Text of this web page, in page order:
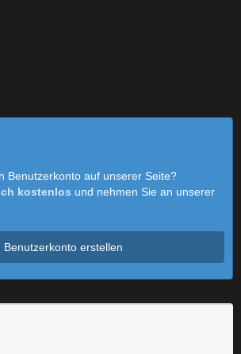
Benutzerkonto auf unserer Seite?
kostenlos und nehmen Sie an unserer
Benutzerkonto erstellen